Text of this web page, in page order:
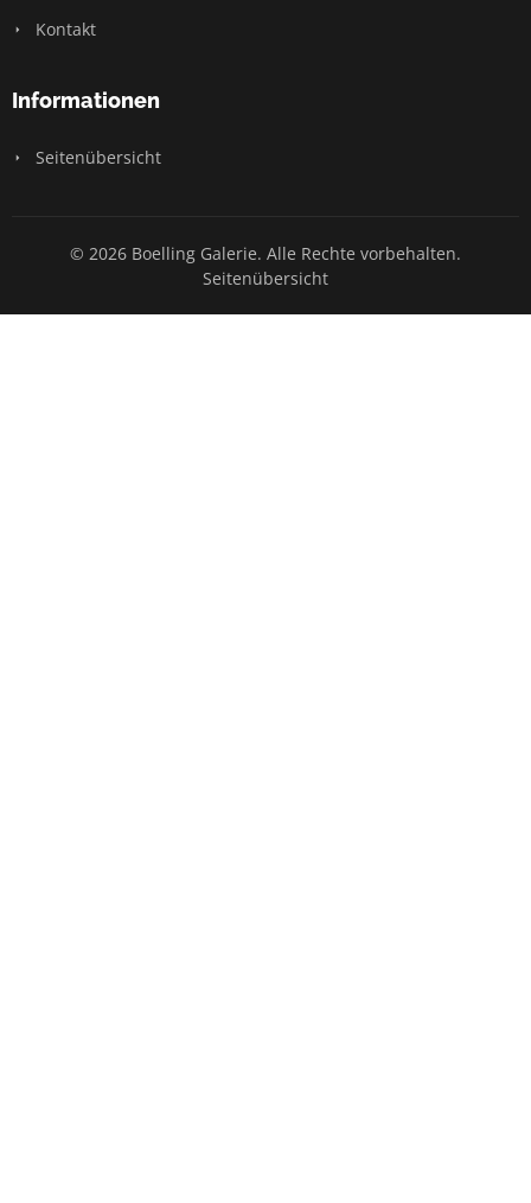
Kontakt
Informationen
Seitenübersicht
© 2026 Boelling Galerie. Alle Rechte vorbehalten.
Seitenübersicht